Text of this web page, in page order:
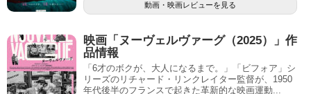
動画・映画レビューを見る
映画「ヌーヴェルヴァーグ（2025）」作
品情報
「6才のボクが、大人になるまで。」「ビフォア」シ
リーズのリチャード・リンクレイター監督が、1950
年代後半のフランスで起きた革新的な映画運動...